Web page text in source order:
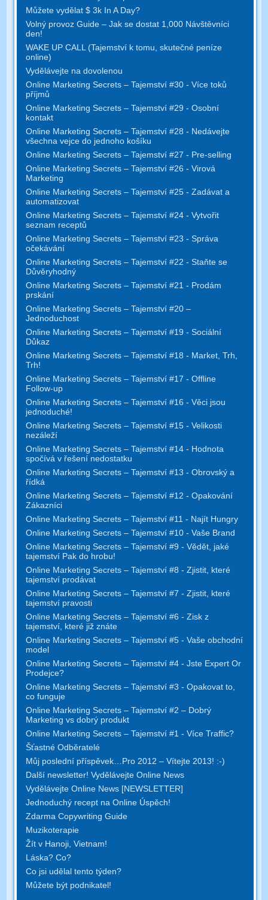
Můžete vydělat $ 3k In A Day?
Volný provoz Guide – Jak se dostat 1,000 Návštěvníci
den!
WAKE UP CALL (Tajemství k tomu, skutečné peníze
online)
Vydělávejte na dovolenou
Online Marketing Secrets – Tajemství #30 - Více toků
příjmů
Online Marketing Secrets – Tajemství #29 - Osobní
kontakt
Online Marketing Secrets – Tajemství #28 - Nedávejte
všechna vejce do jednoho košíku
Online Marketing Secrets – Tajemství #27 - Pre-selling
Online Marketing Secrets – Tajemství #26 - Virová
Marketing
Online Marketing Secrets – Tajemství #25 - Zadávat a
automatizovat
Online Marketing Secrets – Tajemství #24 - Vytvořit
seznam receptů
Online Marketing Secrets – Tajemství #23 - Správa
očekávání
Online Marketing Secrets – Tajemství #22 - Staňte se
Důvěryhodný
Online Marketing Secrets – Tajemství #21 - Prodám
prskání
Online Marketing Secrets – Tajemství #20 –
Jednoduchost
Online Marketing Secrets – Tajemství #19 - Sociální
Důkaz
Online Marketing Secrets – Tajemství #18 - Market, Trh,
Trh!
Online Marketing Secrets – Tajemství #17 - Offline
Follow-up
Online Marketing Secrets – Tajemství #16 - Věci jsou
jednoduché!
Online Marketing Secrets – Tajemství #15 - Velikosti
nezáleží
Online Marketing Secrets – Tajemství #14 - Hodnota
spočívá v řešení nedostatku
Online Marketing Secrets – Tajemství #13 - Obrovský a
řídká
Online Marketing Secrets – Tajemství #12 - Opakování
Zákazníci
Online Marketing Secrets – Tajemství #11 - Najít Hungry
Online Marketing Secrets – Tajemství #10 - Vaše Brand
Online Marketing Secrets – Tajemství #9 - Vědět, jaké
tajemství Pak do hrobu!
Online Marketing Secrets – Tajemství #8 - Zjistit, které
tajemství prodávat
Online Marketing Secrets – Tajemství #7 - Zjistit, které
tajemství pravosti
Online Marketing Secrets – Tajemství #6 - Zisk z
tajemství, které již znáte
Online Marketing Secrets – Tajemství #5 - Vaše obchodní
model
Online Marketing Secrets – Tajemství #4 - Jste Expert Or
Prodejce?
Online Marketing Secrets – Tajemství #3 - Opakovat to,
co funguje
Online Marketing Secrets – Tajemství #2 – Dobrý
Marketing vs dobrý produkt
Online Marketing Secrets – Tajemství #1 - Více Traffic?
Šťastné Odběratelé
Můj poslední příspěvek…Pro 2012 – Vítejte 2013! :-)
Další newsletter! Vydělávejte Online News
Vydělávejte Online News [NEWSLETTER]
Jednoduchý recept na Online Úspěch!
Zdarma Copywriting Guide
Muzikoterapie
Žít v Hanoji, Vietnam!
Láska? Co?
Co jsi udělal tento týden?
Můžete být podnikatel!